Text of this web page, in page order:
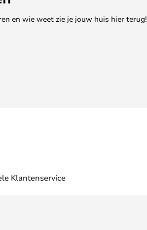
en wie weet zie je jouw huis hier terug!
Klantenservice